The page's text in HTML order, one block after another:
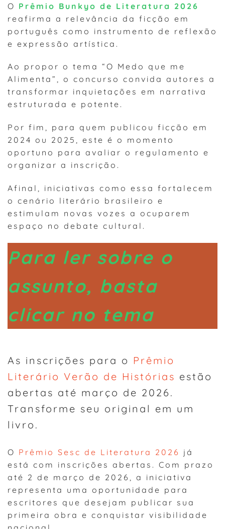
O Prêmio Bunkyo de Literatura 2026
reafirma a relevância da ficção em
português como instrumento de reflexão
e expressão artística.
Ao propor o tema “O Medo que me
Alimenta”, o concurso convida autores a
transformar inquietações em narrativa
estruturada e potente.
Por fim, para quem publicou ficção em
2024 ou 2025, este é o momento
oportuno para avaliar o regulamento e
organizar a inscrição.
Afinal, iniciativas como essa fortalecem
o cenário literário brasileiro e
estimulam novas vozes a ocuparem
espaço no debate cultural.
Para ler sobre o
assunto, basta
clicar no tema
As inscrições para o Prêmio
Literário Verão de Histórias estão
abertas até março de 2026.
Transforme seu original em um
livro.
O Prêmio Sesc de Literatura 2026 já
está com inscrições abertas. Com prazo
até 2 de março de 2026, a iniciativa
representa uma oportunidade para
escritores que desejam publicar sua
primeira obra e conquistar visibilidade